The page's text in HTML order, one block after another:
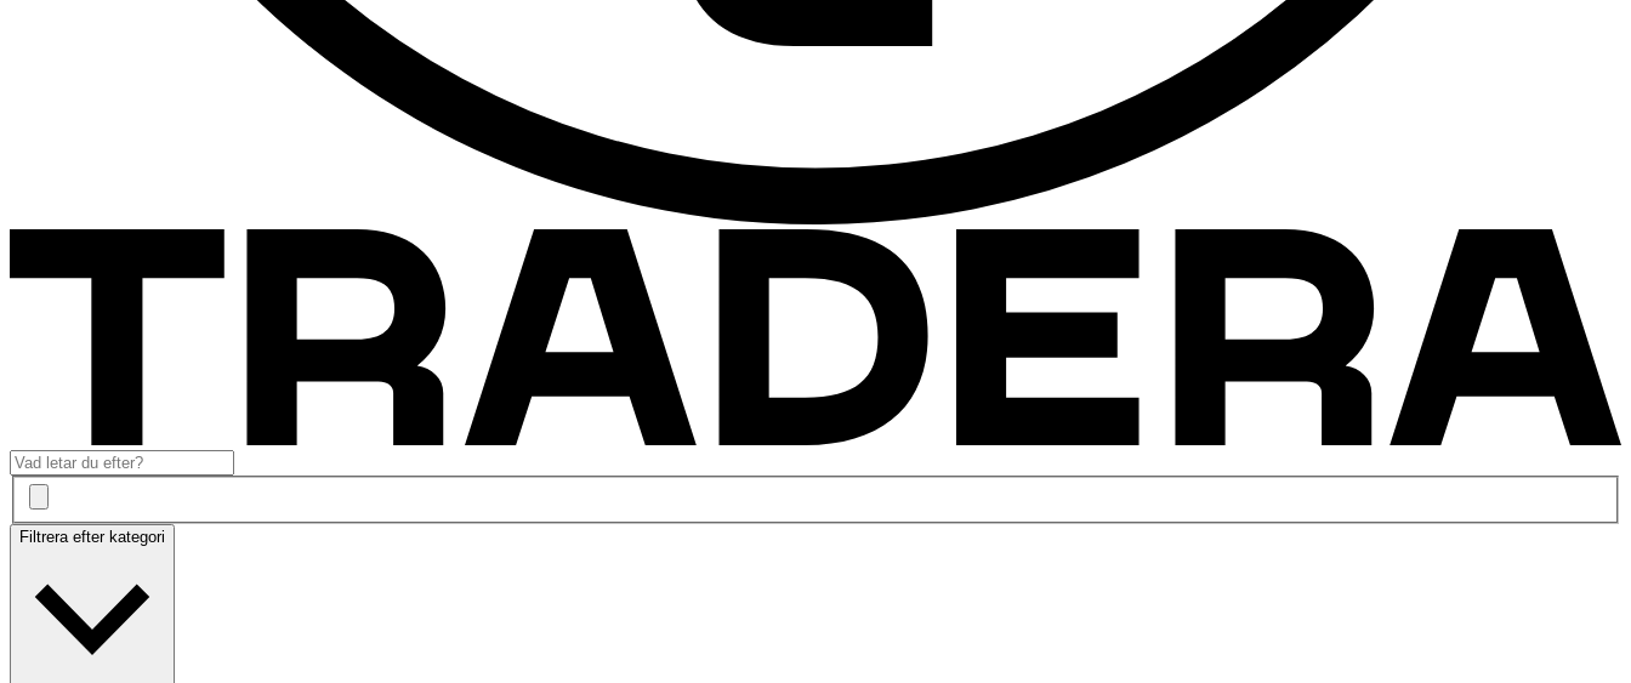
Filtrera efter kategori